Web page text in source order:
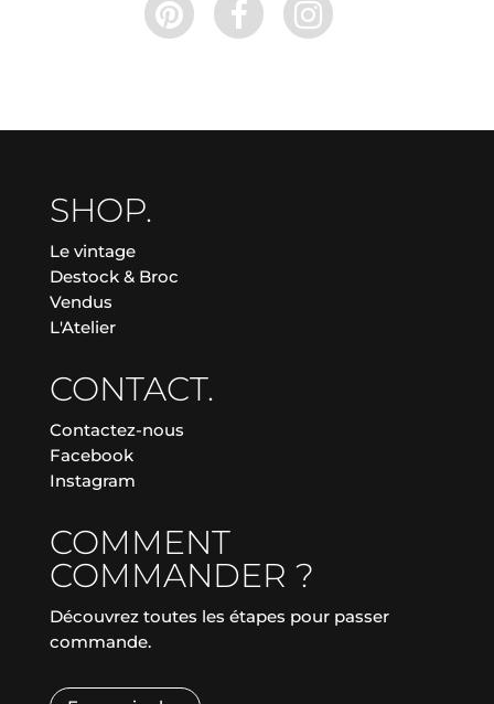
SHOP.
Le vintage
Destock & Broc
Vendus
L'Atelier
CONTACT.
Contactez-nous
Facebook
Instagram
COMMENT
COMMANDER ?
Découvrez toutes les étapes pour passer
commande.